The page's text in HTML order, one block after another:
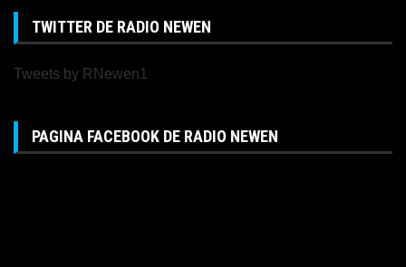
TWITTER DE RADIO NEWEN
Tweets by RNewen1
PAGINA FACEBOOK DE RADIO NEWEN